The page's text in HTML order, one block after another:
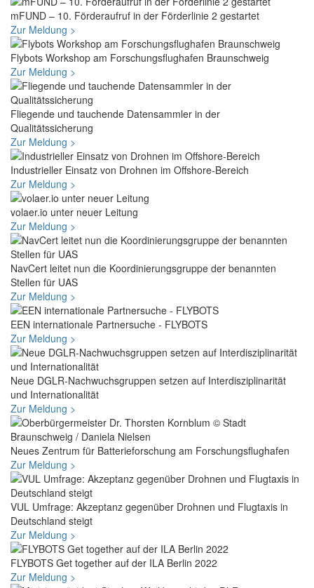
mFUND – 10. Förderaufruf in der Förderlinie 2 gestartet
Zur Meldung >
Flybots Workshop am Forschungsflughafen Braunschweig
Zur Meldung >
Fliegende und tauchende Datensammler in der
Qualitätssicherung
Zur Meldung >
Industrieller Einsatz von Drohnen im Offshore-Bereich
Zur Meldung >
volaer.io unter neuer Leitung
Zur Meldung >
NavCert leitet nun die Koordinierungsgruppe der benannten
Stellen für UAS
Zur Meldung >
EEN internationale Partnersuche - FLYBOTS
Zur Meldung >
Neue DGLR-Nachwuchsgruppen setzen auf Interdisziplinarität
und Internationalität
Zur Meldung >
Neues Zentrum für Batterieforschung am Forschungsflughafen
Zur Meldung >
VUL Umfrage: Akzeptanz gegenüber Drohnen und Flugtaxis in
Deutschland steigt
Zur Meldung >
FLYBOTS Get together auf der ILA Berlin 2022
Zur Meldung >